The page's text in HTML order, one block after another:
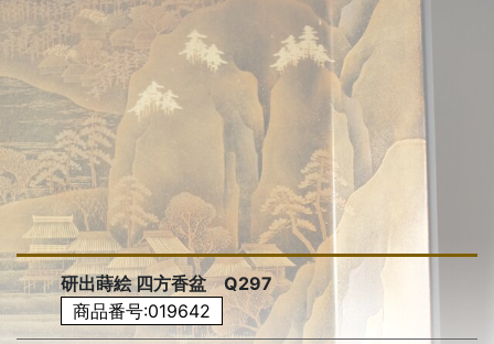
研出蒔絵 四方香盆 Q297
商品番号:019642